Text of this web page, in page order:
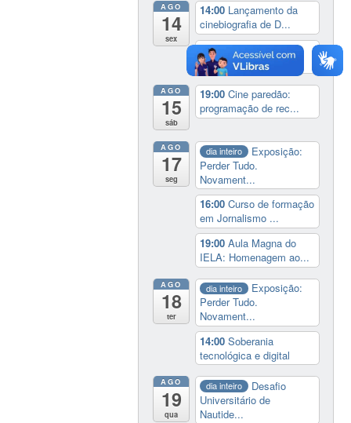
AGO
14
sex
14:00 Lançamento da
cinebiografia de D...
19:00Cine paredão:
programação de rec...
AGO
15
sáb
19:00Cine paredão:
programação de rec...
AGO
17
seg
dia inteiro
Exposição:
Perder Tudo.
Novament...
16:00Curso de formação
em Jornalismo ...
19:00Aula Magna do
IELA: Homenagem ao...
AGO
18
ter
dia inteiro
Exposição:
Perder Tudo.
Novament...
14:00Soberania
tecnológica e digital
AGO
19
qua
dia inteiro
Desafio
Universitário de
Nautide...